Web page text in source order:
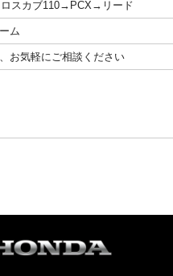
スカブ110→PCX→リード
ム
お気軽にご相談ください